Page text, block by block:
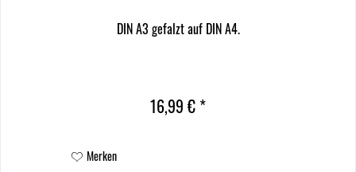
DIN A3 gefalzt auf DIN A4.
16,99 € *
Merken